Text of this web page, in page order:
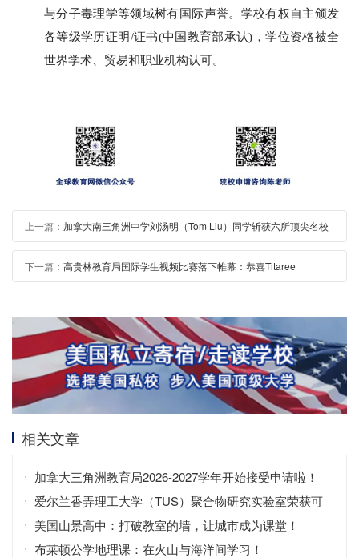
与分子毒理学等领域树有国际声誉。学校有权自主颁发
各等级学历证明/证书(中国教育部承认)，学位资格被全
世界学术、贸易和职业机构认可。
上一篇： 加拿大南三角洲中学刘汤明（Tom Liu）同学斩获六所顶尖名校
下一篇： 高贵林教育局国际学生视频比赛落下帷幕：恭喜Titaree
相关文章
加拿大三角洲教育局2026-2027学年开始接受申请啦！
爱尔兰香弄理工大学（TUS）聚合物研究实验室荣获可
持续发展认证，彰显环保科研领导力
美国山景高中：打破教室的墙，让城市成为课堂！
布莱顿公学地理课：在火山与海洋间学习！